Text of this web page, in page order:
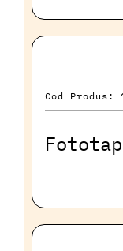
Cod Produs: